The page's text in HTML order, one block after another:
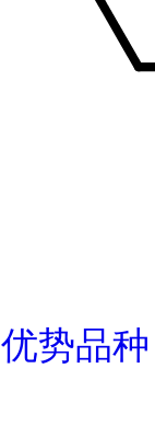
优势品种